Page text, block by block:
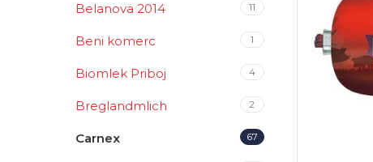
Belanova 2014 11
Beni komerc 1
Biomlek Priboj 4
Breglandmlich 2
Carnex 67